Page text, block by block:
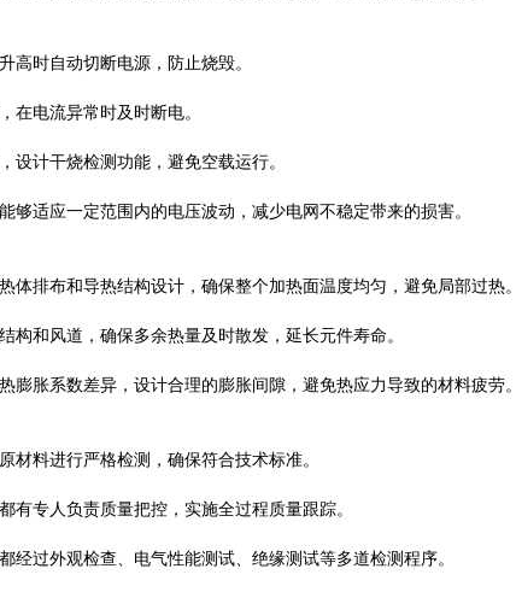
高时自动切断电源，防止烧毁。
在电流异常时及时断电。
设计干烧检测功能，避免空载运行。
够适应一定范围内的电压波动，减少电网不稳定带来的损害。
体排布和导热结构设计，确保整个加热面温度均匀，避免局部过热。
构和风道，确保多余热量及时散发，延长元件寿命。
膨胀系数差异，设计合理的膨胀间隙，避免热应力导致的材料疲劳。
材料进行严格检测，确保符合技术标准。
有专人负责质量把控，实施全过程质量跟踪。
经过外观检查、电气性能测试、绝缘测试等多道检测程序。